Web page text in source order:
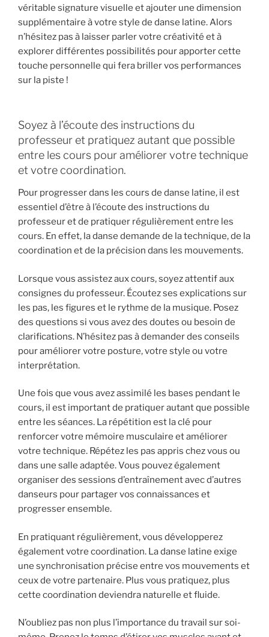
véritable signature visuelle et ajouter une dimension
supplémentaire à votre style de danse latine. Alors
n’hésitez pas à laisser parler votre créativité et à
explorer différentes possibilités pour apporter cette
touche personnelle qui fera briller vos performances
sur la piste !
Soyez à l’écoute des instructions du
professeur et pratiquez autant que possible
entre les cours pour améliorer votre technique
et votre coordination.
Pour progresser dans les cours de danse latine, il est
essentiel d’être à l’écoute des instructions du
professeur et de pratiquer régulièrement entre les
cours. En effet, la danse demande de la technique, de la
coordination et de la précision dans les mouvements.
Lorsque vous assistez aux cours, soyez attentif aux
consignes du professeur. Écoutez ses explications sur
les pas, les figures et le rythme de la musique. Posez
des questions si vous avez des doutes ou besoin de
clarifications. N’hésitez pas à demander des conseils
pour améliorer votre posture, votre style ou votre
interprétation.
Une fois que vous avez assimilé les bases pendant le
cours, il est important de pratiquer autant que possible
entre les séances. La répétition est la clé pour
renforcer votre mémoire musculaire et améliorer
votre technique. Répétez les pas appris chez vous ou
dans une salle adaptée. Vous pouvez également
organiser des sessions d’entraînement avec d’autres
danseurs pour partager vos connaissances et
progresser ensemble.
En pratiquant régulièrement, vous développerez
également votre coordination. La danse latine exige
une synchronisation précise entre vos mouvements et
ceux de votre partenaire. Plus vous pratiquez, plus
cette coordination deviendra naturelle et fluide.
N’oubliez pas non plus l’importance du travail sur soi-